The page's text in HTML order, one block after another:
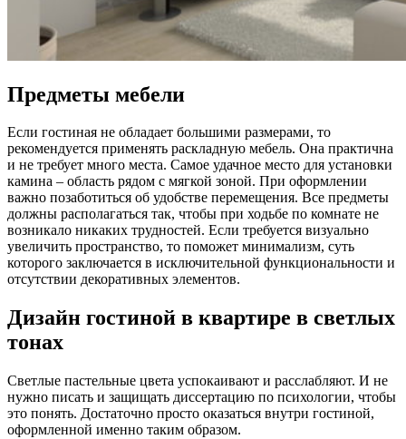
Предметы мебели
Если гостиная не обладает большими размерами, то
рекомендуется применять раскладную мебель. Она практична
и не требует много места. Самое удачное место для установки
камина – область рядом с мягкой зоной. При оформлении
важно позаботиться об удобстве перемещения. Все предметы
должны располагаться так, чтобы при ходьбе по комнате не
возникало никаких трудностей. Если требуется визуально
увеличить пространство, то поможет минимализм, суть
которого заключается в исключительной функциональности и
отсутствии декоративных элементов.
Дизайн гостиной в квартире в светлых
тонах
Светлые пастельные цвета успокаивают и расслабляют. И не
нужно писать и защищать диссертацию по психологии, чтобы
это понять. Достаточно просто оказаться внутри гостиной,
оформленной именно таким образом.